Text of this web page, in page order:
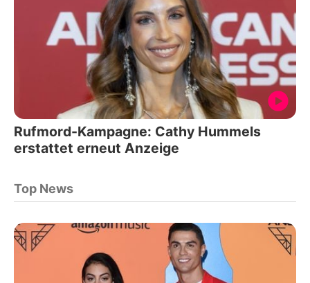
Rufmord-Kampagne: Cathy Hummels
erstattet erneut Anzeige
Top News